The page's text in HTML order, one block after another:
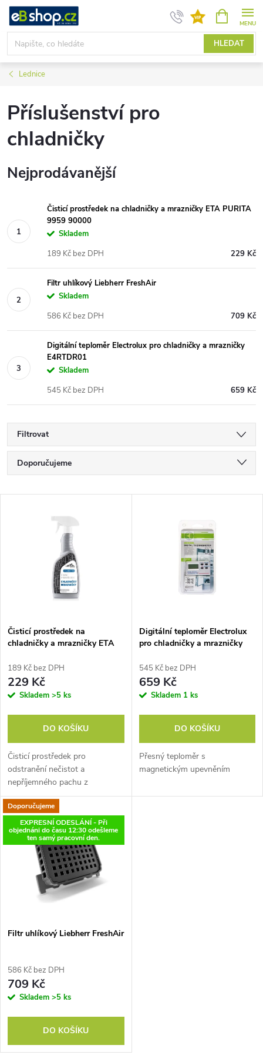
Přejít
obsah
HLEDAT
NÁKUPNÍ
KOŠÍK
Lednice
Příslušenství pro
chladničky
Nejprodávanější
Čisticí prostředek na chladničky a mrazničky ETA PURITA
9959 90000
Skladem
229 Kč
189 Kč bez DPH
Filtr uhlíkový Liebherr FreshAir
Skladem
709 Kč
586 Kč bez DPH
Digitální teploměr Electrolux pro chladničky a mrazničky
E4RTDR01
Skladem
659 Kč
545 Kč bez DPH
Filtrovat
Ř
a
p
r
o
u
k
t
ů
Doporučujeme
Nejprodávanější
s
p
r
o
d
u
k
t
Čisticí prostředek na
chladničky a mrazničky ETA
189 Kč bez DPH
229 Kč
Skladem >5 ks
DO KOŠÍKU
Čisticí prostředek pro
odstranění nečistot a
nepříjemného pachu z
chladničky a mrazničky.
Digitální teploměr Electrolux
pro chladničky a mrazničky
545 Kč bez DPH
659 Kč
Skladem 1 ks
DO KOŠÍKU
Přesný teploměr s
magnetickým upevněním
Doporučujeme
EXPRESNÍ ODESLÁNÍ - Při
objednáni do času 12:30 odešleme
ten samý pracovní den.
Filtr uhlíkový Liebherr FreshAir
586 Kč bez DPH
709 Kč
Skladem >5 ks
DO KOŠÍKU